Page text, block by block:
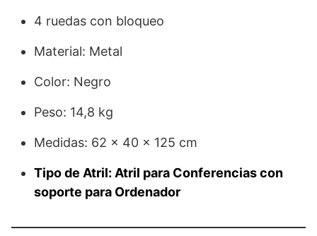
4 ruedas con bloqueo
Material: Metal
Color: Negro
Peso: 14,8 kg
Medidas: 62 x 40 x 125 cm
Tipo de Atril: Atril para Conferencias con
soporte para Ordenador